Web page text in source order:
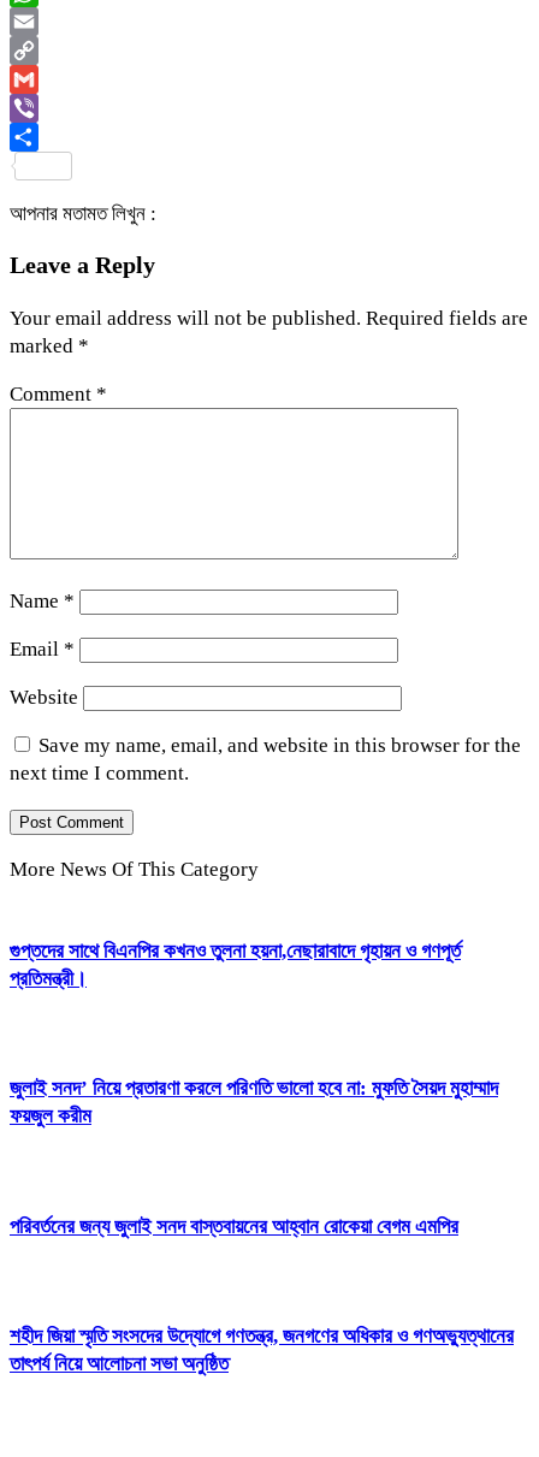
WhatsApp
Email
Copy
Link
Gmail
Viber
আপনার মতামত লিখুন :
Leave a Reply
Your email address will not be published. Required fields are
marked *
Comment *
Name *
Email *
Website
Save my name, email, and website in this browser for the
next time I comment.
More News Of This Category
গুপ্তদের সাথে বিএনপির কখনও তুলনা হয়না,নেছারাবাদে গৃহায়ন ও গণপূর্ত
প্রতিমন্ত্রী।
জুলাই সনদ’ নিয়ে প্রতারণা করলে পরিণতি ভালো হবে না: মুফতি সৈয়দ মুহাম্মাদ
ফয়জুল করীম
পরিবর্তনের জন্য জুলাই সনদ বাস্তবায়নের আহ্বান রোকেয়া বেগম এমপির
শহীদ জিয়া স্মৃতি সংসদের উদ্যোগে গণতন্ত্র, জনগণের অধিকার ও গণঅভ্যুত্থানের
তাৎপর্য নিয়ে আলোচনা সভা অনুষ্ঠিত